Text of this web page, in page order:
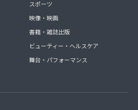
スポーツ
映像・映画
書籍・雑誌出版
ビューティー・ヘルスケア
舞台・パフォーマンス